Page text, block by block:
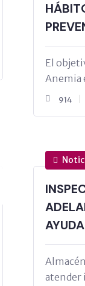
El
Anemia
914
atender